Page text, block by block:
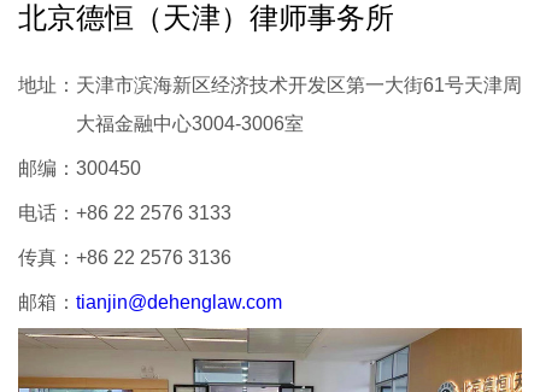
北京德恒（天津）律师事务所
地址： 天津市滨海新区经济技术开发区第一大街61号天津周
大福金融中心3004-3006室
邮编： 300450
电话： +86 22 2576 3133
传真： +86 22 2576 3136
邮箱： tianjin@dehenglaw.com